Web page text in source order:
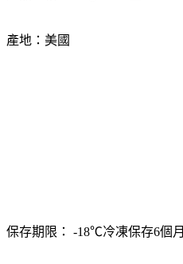
產地：美國
保存期限： -18℃冷凍保存6個月